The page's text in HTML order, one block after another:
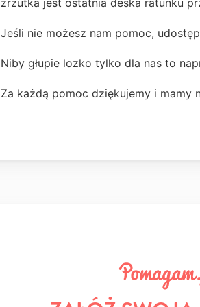
zrzutka jest ostatnia deska ratunku
Jeśli nie możesz nam pomoc,
Niby głupie lozko tylko dla nas to
Za każdą pomoc dziękujemy i mamy